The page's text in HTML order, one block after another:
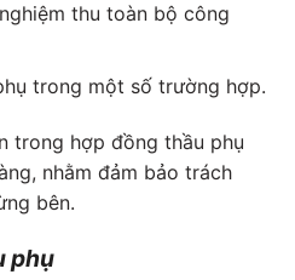
thu toàn bộ công
trong một số trường hợp.
trong hợp đồng thầu phụ
nhằm đảm bảo trách
bên.
phụ